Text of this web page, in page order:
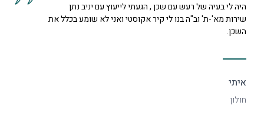
קיבלנו שרות מצוין, הסברים ותשובות לכל השאלות מנציגה
נחמדה מאוד בשם קרן היא המליצה לנו על פיתרון להד בחלל
דקורטיבי ויפה.
ספיר
רמת גן